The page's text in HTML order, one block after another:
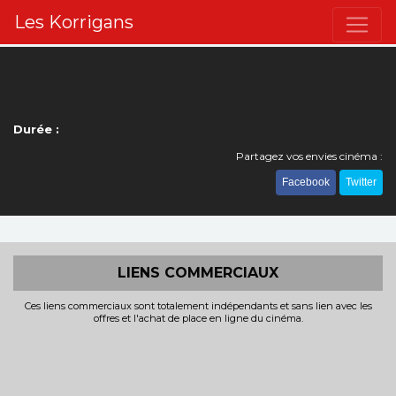
Les Korrigans
Durée :
Partagez vos envies cinéma :
Facebook Twitter
LIENS COMMERCIAUX
Ces liens commerciaux sont totalement indépendants et sans lien avec les
offres et l'achat de place en ligne du cinéma.